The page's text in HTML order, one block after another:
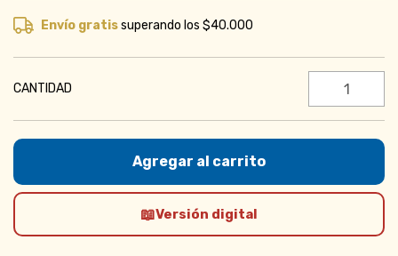
Envío gratissuperando los$40.000
CANTIDAD
Versión digital